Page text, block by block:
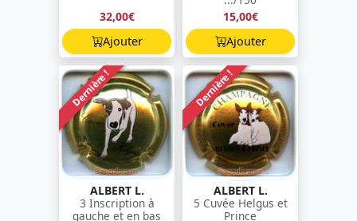
32,00€
Ajouter
15,00€
Ajouter
Dernière !
ALBERT L.
3 Inscription à
gauche et en bas
Dernière !
ALBERT L.
5 Cuvée Helgus et
Prince